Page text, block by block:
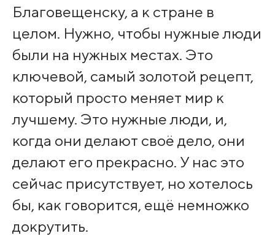
Благовещенску, а к стране в
целом. Нужно, чтобы нужные люди
были на нужных местах. Это
ключевой, самый золотой рецепт,
который просто меняет мир к
лучшему. Это нужные люди, и,
когда они делают своё дело, они
делают его прекрасно. У нас это
сейчас присутствует, но хотелось
бы, как говорится, ещё немножко
докрутить.